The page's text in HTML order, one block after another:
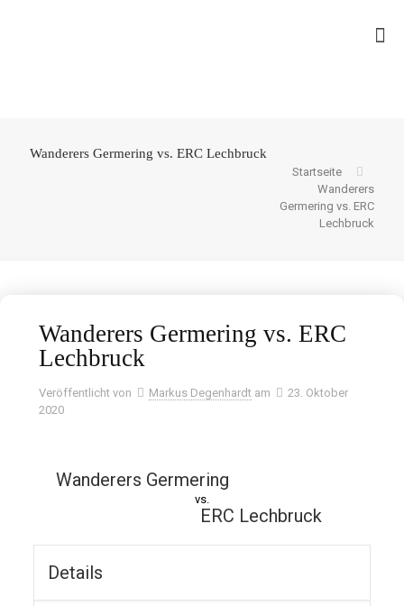
Wanderers Germering vs. ERC Lechbruck
Startseite
Wanderers
Germering vs. ERC
Lechbruck
Wanderers Germering vs. ERC
Lechbruck
Veröffentlicht von Markus Degenhardt am
23. Oktober
2020
Wanderers Germering
vs.
ERC Lechbruck
Details